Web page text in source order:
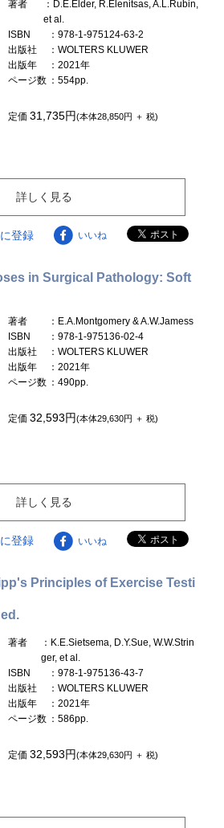
著者
：D.E.Elder, R.Elenitsas, A.L.Rubin,
et al.
ISBN
：978-1-975124-63-2
出版社
：WOLTERS KLUWER
出版年
：2021年
ページ数 ：554pp.
定価31,735円(本体28,850円 ＋ 税)
詳しく見る
登録 いいね
in Surgical Pathology: Soft
著者
：E.A.Montgomery & A.W.Jamess
ISBN
：978-1-975136-02-4
出版社
：WOLTERS KLUWER
出版年
：2021年
ページ数 ：490pp.
定価32,593円(本体29,630円 ＋ 税)
詳しく見る
登録 いいね
Principles of Exercise Testi
著者
：K.E.Sietsema, D.Y.Sue, W.W.Strin
ger, et al.
ISBN
：978-1-975136-43-7
出版社
：WOLTERS KLUWER
出版年
：2021年
ページ数 ：586pp.
定価32,593円(本体29,630円 ＋ 税)